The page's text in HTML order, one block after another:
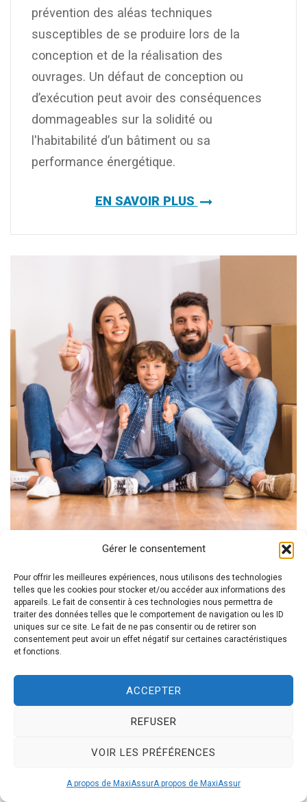
Gérer le consentement
Pour offrir les meilleures expériences, nous utilisons des technologies
telles que les cookies pour stocker et/ou accéder aux informations des
appareils. Le fait de consentir à ces technologies nous permettra de
traiter des données telles que le comportement de navigation ou les ID
uniques sur ce site. Le fait de ne pas consentir ou de retirer son
consentement peut avoir un effet négatif sur certaines caractéristiques
et fonctions.
ACCEPTER
REFUSER
VOIR LES PRÉFÉRENCES
A propos de MaxiAssurA propos de MaxiAssur
prévention des aléas techniques
susceptibles de se produire lors de la
conception et de la réalisation des
ouvrages. Un défaut de conception ou
d’exécution peut avoir des conséquences
dommageables sur la solidité ou
l'habitabilité d’un bâtiment ou sa
performance énergétique.
EN SAVOIR PLUS
Maître d’ouvrage : définition
Le maître d’ouvrage effectue la maîtrise
d'ouvrage MOA. Il est la personne pour qui
sont réalisés les travaux de construction,
s'agit du donneur d'ordre. Cette personne
fait appel à des professionnels tel un
maître d'oeuvre, un bureau de contrôle